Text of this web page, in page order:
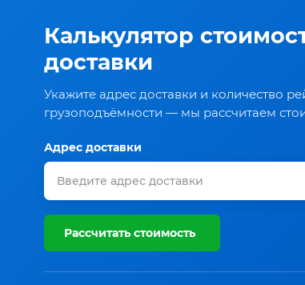
Калькулятор
доставки
Укажите адрес доставки и количество
грузоподъёмности — мы рассчитаем
Адрес доставки
Рассчитать стоимость